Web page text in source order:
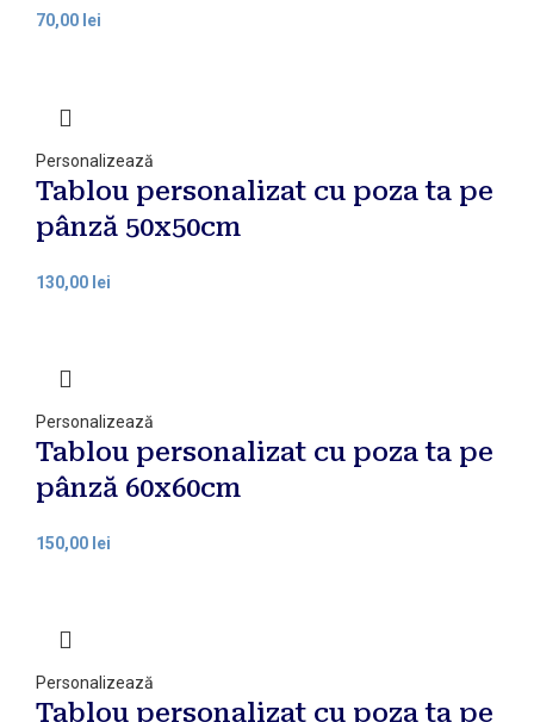
70,00 lei
Personalizează
Tablou personalizat cu poza ta pe
pânză 50x50cm
130,00 lei
Personalizează
Tablou personalizat cu poza ta pe
pânză 60x60cm
150,00 lei
Personalizează
Tablou personalizat cu poza ta pe